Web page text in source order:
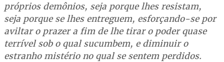
próprios demônios, seja porque lhes resistam,
seja porque se lhes entreguem, esforçando-se por
aviltar o prazer a fim de lhe tirar o poder quase
terrível sob o qual sucumbem, e diminuir o
estranho mistério no qual se sentem perdidos.